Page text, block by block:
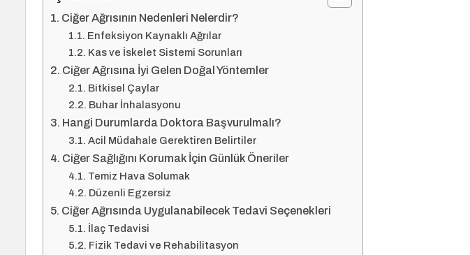
Ciğer Ağrısının Nedenleri Nelerdir?
Enfeksiyon Kaynaklı Ağrılar
Kas ve İskelet Sistemi Sorunları
Ciğer Ağrısına İyi Gelen Doğal Yöntemler
Bitkisel Çaylar
Buhar İnhalasyonu
Hangi Durumlarda Doktora Başvurulmalı?
Acil Müdahale Gerektiren Belirtiler
Ciğer Sağlığını Korumak İçin Günlük Öneriler
Temiz Hava Solumak
Düzenli Egzersiz
Ciğer Ağrısında Uygulanabilecek Tedavi Seçenekleri
İlaç Tedavisi
Fizik Tedavi ve Rehabilitasyon